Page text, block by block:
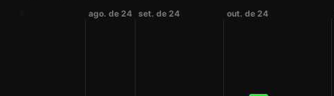
ago. de 24 set. de 24 out. de 24